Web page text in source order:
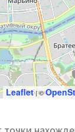
Leaflet| ©